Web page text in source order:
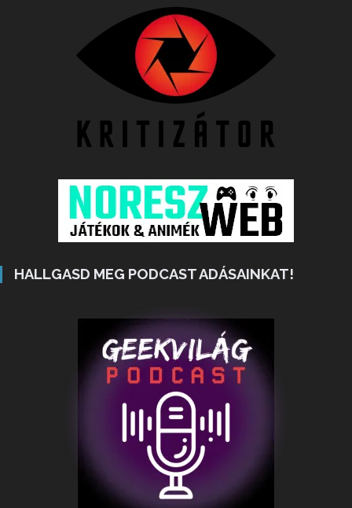
HALLGASD MEG PODCAST ADÁSAINKAT!